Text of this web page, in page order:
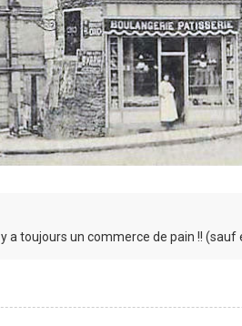
a toujours un commerce de pain !! (sauf